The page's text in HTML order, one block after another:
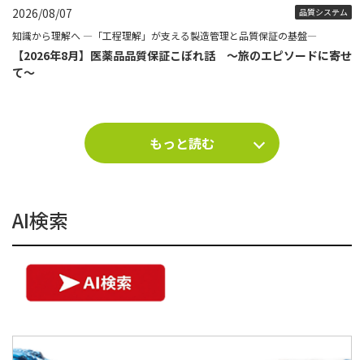
2026/08/07 品質システム
知識から理解へ ―「工程理解」が支える製造管理と品質保証の基盤―
【2026年8月】医薬品品質保証こぼれ話 ～旅のエピソードに寄せ
て～
もっと読む
AI検索